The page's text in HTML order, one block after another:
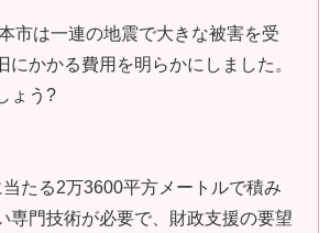
市は一連の地震で大きな被害を受
にかかる費用を明らかにしました。
ょう?
たる2万3600平方メートルで積み
専門技術が必要で、財政支援の要望